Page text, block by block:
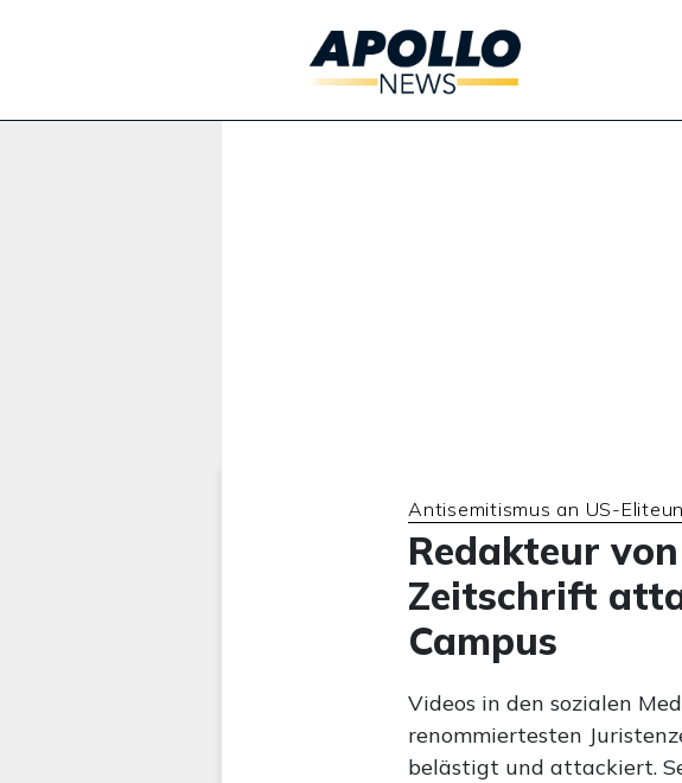
Antisemitismus an US-
Redakteur
Zeitschrift
Campus
Videos in den sozialen
renommiertesten
belästigt und attackiert.